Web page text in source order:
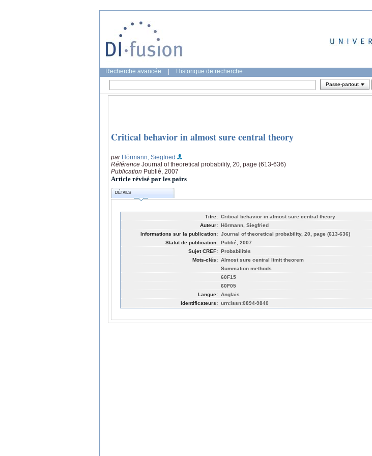
Recherche avancée Historique de recherche
Passe-partout
Critical behavior in almost sure central theory
par Hörmann, Siegfried
Référence Journal of theoretical probability, 20, page (613-636)
Publication Publié, 2007
Article révisé par les pairs
DÉTAILS
Titre: Critical behavior in almost sure central theory
Auteur: Hörmann, Siegfried
Informations sur la publication: Journal of theoretical probability, 20, page (613-636)
Statut de publication: Publié, 2007
Sujet CREF: Probabilités
Mots-clés: Almost sure central limit theorem
Summation methods
60F15
60F05
Langue: Anglais
Identificateurs: urn:issn:0894-9840